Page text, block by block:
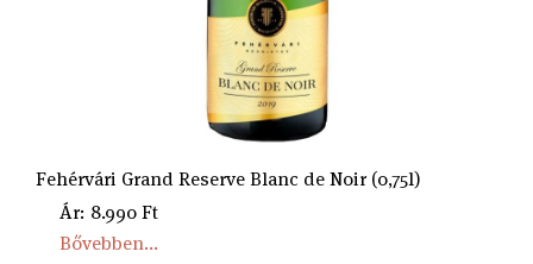
Fehérvári Grand Reserve Blanc de Noir (0,75l)
Ár: 8.990 Ft
Bővebben...